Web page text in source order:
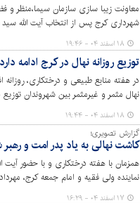
معاونت زیبا سازی سازمان سیما،منظر
شهرداری کرج پس از انتخاب آیت الله
خامنه‌ای به عنوان رهبر انقلاب اسلامی
فرهنگی در شهر کرده است.
۱۸ اسفند ۰۴ - ۱۹:۴۶
توزیع روزانه نهال در کرج ادامه دارد
در هفته منابع طبیعی و درختکاری، روزانه
نهال مثمر و غیرمثمر بین شهروندان
۱۸ اسفند ۰۴ - ۱۹:۴۴
گزارش تصویری؛
کاشت نهالی به یاد پدر امت و رهبر
همزمان با هفته درختکاری و با حضور آیت
نماینده ولی فقیه و امام جمعه کرج،
و مدیران شهری، مراسم روز درختکاری در
۱۷ اسفند ۰۴ - ۱۶:۲۹